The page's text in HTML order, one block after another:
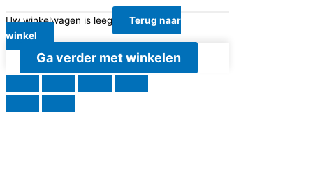
Uw winkelwagen is leeg
Terug naar
winkel
Ga verder met winkelen